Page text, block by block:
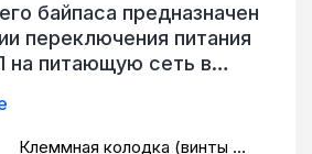
байпаса предназначен
переключения питания
на питающую сеть в
обслуживания или
бесперебойного
Клеммная колодка (винты М5